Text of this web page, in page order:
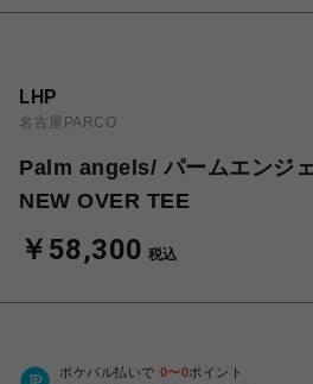
LHP
名古屋PARCO
Palm angels/ パームエンジ
NEW OVER TEE
￥58,300 税込
ポケパル払いで 0〜0ポイント